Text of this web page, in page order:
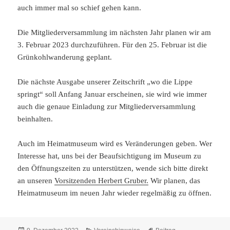
auch immer mal so schief gehen kann.
Die Mitgliederversammlung im nächsten Jahr planen wir am
3. Februar 2023 durchzuführen. Für den 25. Februar ist die
Grünkohlwanderung geplant.
Die nächste Ausgabe unserer Zeitschrift „wo die Lippe
springt“ soll Anfang Januar erscheinen, sie wird wie immer
auch die genaue Einladung zur Mitgliederversammlung
beinhalten.
Auch im Heimatmuseum wird es Veränderungen geben. Wer
Interesse hat, uns bei der Beaufsichtigung im Museum zu
den Öffnungszeiten zu unterstützen, wende sich bitte direkt
an unserenVorsitzenden Herbert Gruber. Wir planen, das
Heimatmuseum im neuen Jahr wieder regelmäßig zu öffnen.